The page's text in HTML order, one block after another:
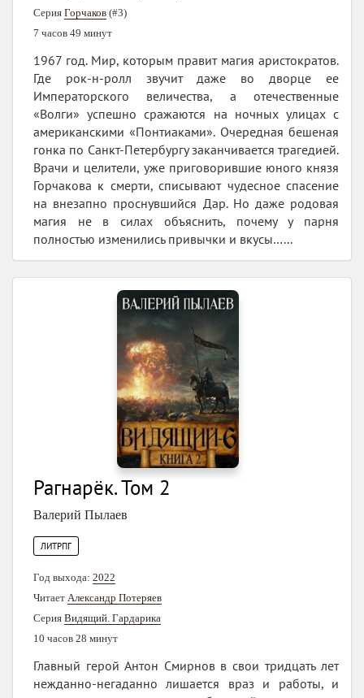
Серия Горчаков (#3)
7 часов 49 минут
1967 год. Мир, которым правит магия аристократов.
Где рок-н-ролл звучит даже во дворце ее
Императорского величества, а отечественные
«Волги» успешно сражаются на ночных улицах с
американскими «Понтиаками». Очередная бешеная
гонка по Санкт-Петербургу заканчивается трагедией.
Врачи и целители, уже приговорившие юного князя
Горчакова к смерти, списывают чудесное спасение
на внезапно проснувшийся Дар. Но даже родовая
магия не в силах объяснить, почему у парня
полностью изменились привычки и вкусы…...
Рагнарёк. Том 2
Валерий Пылаев
ЛИТРПГ
Год выхода: 2022
Читает Александр Потеряев
Серия Видящий. Гардарика
10 часов 28 минут
Главный герой Антон Смирнов в свои тридцать лет
нежданно-негаданно лишается враз и работы, и